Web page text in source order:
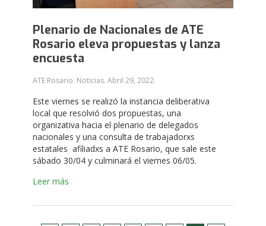
Plenario de Nacionales de ATE
Rosario eleva propuestas y lanza
encuesta
ATE Rosario. Noticias. Abril 29, 2022.
Este viernes se realizó la instancia deliberativa
local que resolvió dos propuestas, una
organizativa hacia el plenario de delegados
nacionales y una consulta de trabajadorxs
estatales afiliadxs a ATE Rosario, que sale este
sábado 30/04 y culminará el viernes 06/05.
Leer más